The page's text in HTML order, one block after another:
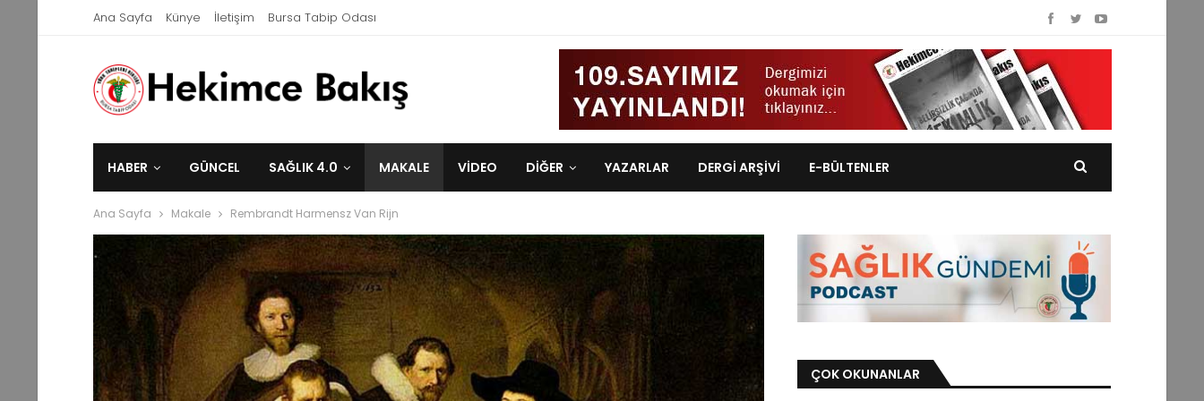
Ana Sayfa Künye İletişim Bursa Tabip Odası
HABER GÜNCEL SAĞLIK 4.0 MAKALE VIDEO DİĞER YAZARLAR DERGI ARŞIVI E-BÜLTENLER
Ana Sayfa Makale Rembrandt Harmensz Van Rijn
ÇOK OKUNANLAR